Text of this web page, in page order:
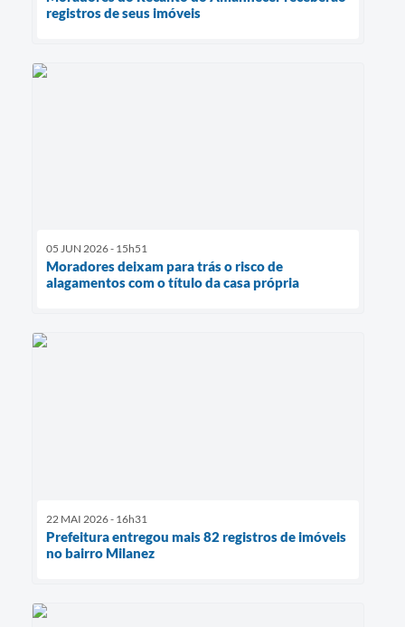
registros de seus imóveis
05 JUN 2026 - 15h51
Moradores deixam para trás o risco de
alagamentos com o título da casa própria
22 MAI 2026 - 16h31
Prefeitura entregou mais 82 registros de imóveis
no bairro Milanez